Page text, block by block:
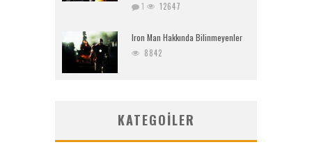
1 12647
Iron Man Hakkında Bilinmeyenler
8842
KATEGOILER